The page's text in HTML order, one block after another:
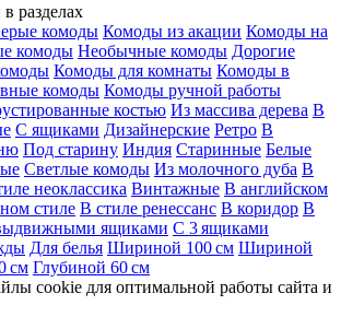
разделах
комоды Комоды из акации Комоды на
комоды Необычные комоды Дорогие
Комоды для комнаты Комоды в
комоды Комоды ручной работы
костью Из массива дерева В
С ящиками Дизайнерские Ретро В
Под старину Индия Старинные Белые
Светлые комоды Из молочного дуба В
неоклассика Винтажные В английском
стиле В стиле ренессанс В коридор В
ящиками С 3 ящиками
Для белья Шириной 100 см Шириной
см Глубиной 60 см
cookie для оптимальной работы сайта и